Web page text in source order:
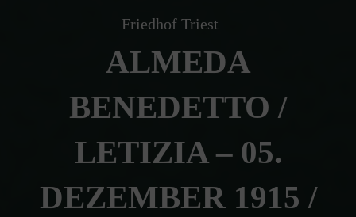
Friedhof Triest
ALMEDA
BENEDETTO /
LETIZIA – 05.
DEZEMBER 1915 /